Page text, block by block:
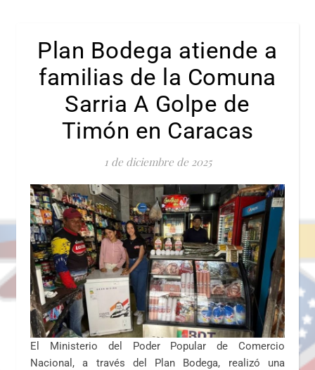
Plan Bodega atiende a
familias de la Comuna
Sarria A Golpe de
Timón en Caracas
1 de diciembre de 2025
El Ministerio del Poder Popular de Comercio
Nacional, a través del Plan Bodega, realizó una